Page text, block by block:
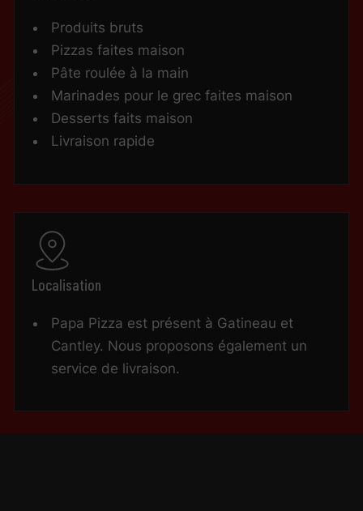
Produits bruts
Pizzas faites maison
Pâte roulée à la main
Marinades pour le grec faites maison
Desserts faits maison
Livraison rapide
Localisation
Papa Pizza est présent à Gatineau et
Cantley. Nous proposons également un
service de livraison.